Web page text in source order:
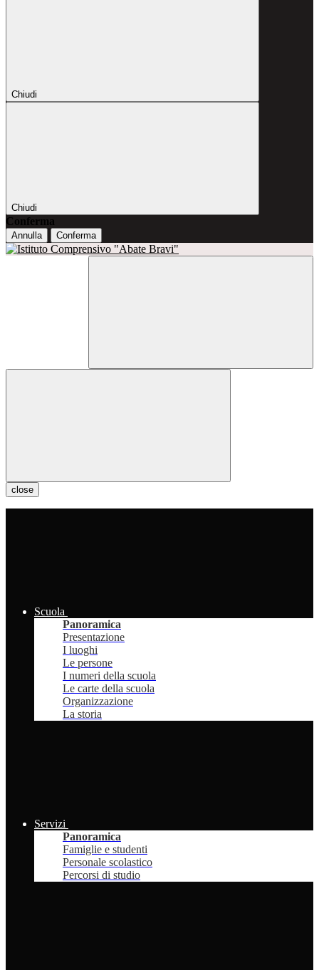
Chiudi
Chiudi
Conferma
Annulla Conferma
close
Scuola
Panoramica
Presentazione
I luoghi
Le persone
I numeri della scuola
Le carte della scuola
Organizzazione
La storia
Servizi
Panoramica
Famiglie e studenti
Personale scolastico
Percorsi di studio